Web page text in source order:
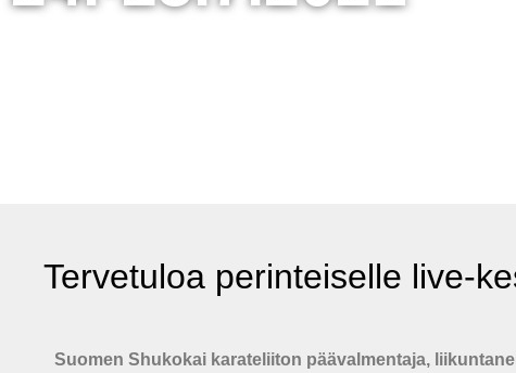
Tervetuloa perinteiselle live-
Suomen Shukokai karateliiton päävalmentaja,